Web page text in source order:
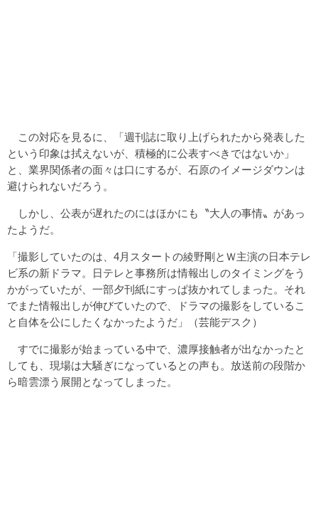
この対応を見るに、「週刊誌に取り上げられたから発表した
という印象は拭えないが、積極的に公表すべきではないか」
と、業界関係者の面々は口にするが、石原のイメージダウンは
避けられないだろう。
しかし、公表が遅れたのにはほかにも〝大人の事情〟があっ
たようだ。
「撮影していたのは、4月スタートの綾野剛とＷ主演の日本テレ
ビ系の新ドラマ。日テレと事務所は情報出しのタイミングをう
かがっていたが、一部夕刊紙にすっぱ抜かれてしまった。それ
でまた情報出しが伸びていたので、ドラマの撮影をしているこ
と自体を公にしたくなかったようだ」（芸能デスク）
すでに撮影が始まっている中で、濃厚接触者が出なかったと
しても、現場は大騒ぎになっているとの声も。放送前の段階か
ら暗雲漂う展開となってしまった。